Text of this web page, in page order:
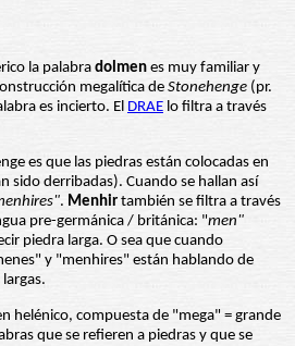
la palabra dolmen es muy familiar y
megalítica de Stonehenge (pr.
es incierto. El DRAE lo filtra a través
es que las piedras están colocadas en
sido derribadas). Cuando se hallan así
. Menhir también se filtra a través
pre-germánica / británica: "men"
piedra larga. O sea que cuando
y "menhires" están hablando de
helénico, compuesta de "mega" = grande
que se refieren a piedras y que se